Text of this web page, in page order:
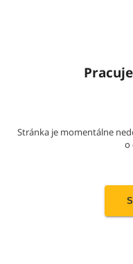
Stránka je momentálne
o